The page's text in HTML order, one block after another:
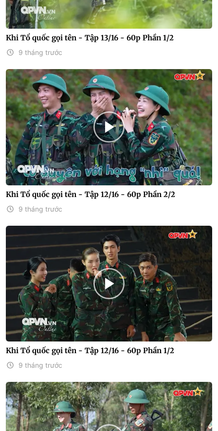
Khi Tổ quốc gọi tên - Tập 13/16 - 60p Phần 1/2
9 tháng trước
Khi Tổ quốc gọi tên - Tập 12/16 - 60p Phần 2/2
9 tháng trước
Khi Tổ quốc gọi tên - Tập 12/16 - 60p Phần 1/2
9 tháng trước